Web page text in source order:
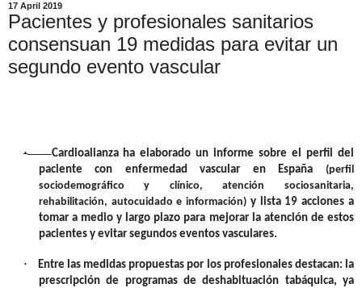
17 April 2019
Pacientes y profesionales sanitarios
consensuan 19 medidas para evitar un
segundo evento vascular
·
Cardioalianza ha elaborado un informe sobre el perfil del
paciente con enfermedad vascular en España (perfil
sociodemográfico y clínico, atención sociosanitaria,
rehabilitación, autocuidado e información) y lista 19 acciones a
tomar a medio y largo plazo para mejorar la atención de estos
pacientes y evitar segundos eventos vasculares.
·
Entre las medidas propuestas por los profesionales destacan: la
prescripción de programas de deshabituación tabáquica, ya